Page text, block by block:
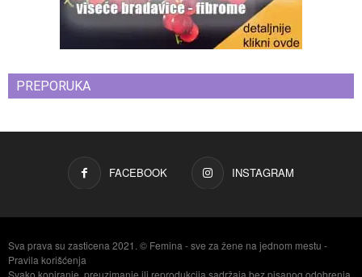
PREPORUKA
FACEBOOK INSTAGRAM
Sva prava su zasticena 2021. © Femina - sve za žene na jednom mestu -
Pravila korišćenja